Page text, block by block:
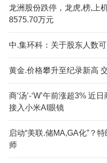
龙洲股份跌停，龙虎,榜,上
8575.70万元
中.集环科：关于股东人数
黄金.价格攀升至纪录新高
商‘汤’-‘W’午前涨超3% 近
接入小米AI眼镜
启动“美联.储MA,GA化”？
师